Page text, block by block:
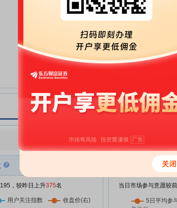
道恩股份:2025年年度权益分派实
施公告
道恩股份:关于为子公司提供担保
的进展公告
道恩股份:002838道恩股份投资者
06-15
付现金购买资产并募集配套资金暨
关联交易事项相关主体买卖股票情
于山东道恩高分子材料股份有限公
司终止发行股份及支付现金购买资
产并募集配套资金暨关联交易相关
主体买卖股票情况自查报告之专项
关于山东道恩高分子材料股份有限
06-12
今日用户关注度有所上升，参与意愿有所
当日市场参与意愿较
，较昨日上升375名